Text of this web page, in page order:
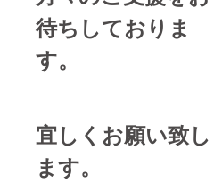
待ちしておりま
す。
宜しくお願い致し
ます。